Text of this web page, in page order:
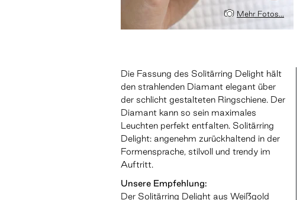
Mehr Fotos...
Die Fassung des Solitärring Delight hält
den strahlenden Diamant elegant über
der schlicht gestalteten Ringschiene. Der
Diamant kann so sein maximales
Leuchten perfekt entfalten. Solitärring
Delight: angenehm zurückhaltend in der
Formensprache, stilvoll und trendy im
Auftritt.
Unsere Empfehlung:
Der Solitärring Delight aus Weißgold